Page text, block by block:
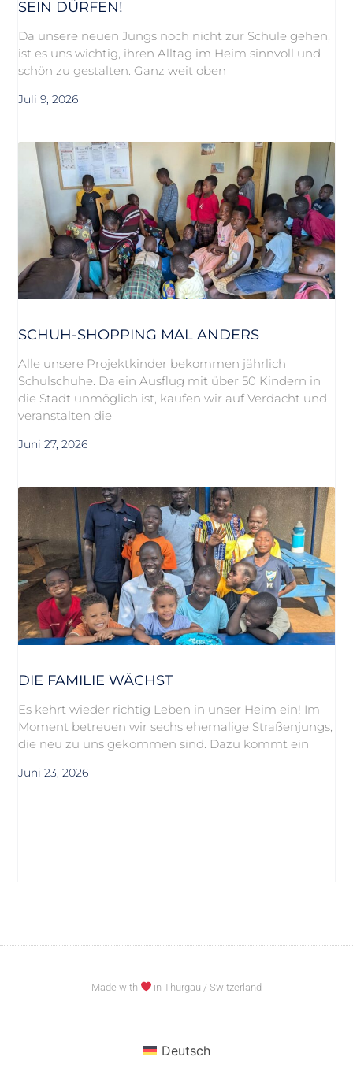
SEIN DÜRFEN!
Da unsere neuen Jungs noch nicht zur Schule gehen,
ist es uns wichtig, ihren Alltag im Heim sinnvoll und
schön zu gestalten. Ganz weit oben
Juli 9, 2026
SCHUH-SHOPPING MAL ANDERS
Alle unsere Projektkinder bekommen jährlich
Schulschuhe. Da ein Ausflug mit über 50 Kindern in
die Stadt unmöglich ist, kaufen wir auf Verdacht und
veranstalten die
Juni 27, 2026
DIE FAMILIE WÄCHST
Es kehrt wieder richtig Leben in unser Heim ein! Im
Moment betreuen wir sechs ehemalige Straßenjungs,
die neu zu uns gekommen sind. Dazu kommt ein
Juni 23, 2026
Made with in Thurgau / Switzerland
Deutsch